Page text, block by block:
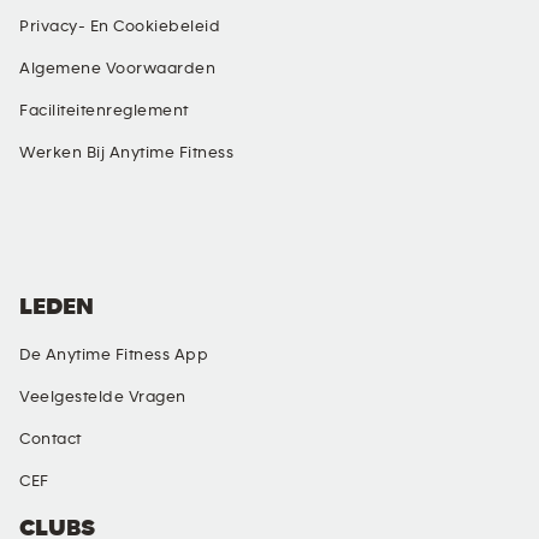
Privacy- En Cookiebeleid
Algemene Voorwaarden
Faciliteitenreglement
Werken Bij Anytime Fitness
CLUBS
LEDEN
De Anytime Fitness App
Veelgestelde Vragen
Contact
CEF